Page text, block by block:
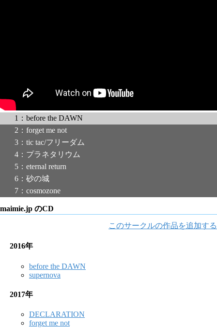
1：before the DAWN
2：forget me not
3：tic tac/フリーダム
4：プラネタリウム
5：eternal return
6：砂の城
7：cosmozone
maimie.jp のCD
このサークルの作品を追加する
2016年
before the DAWN
supernova
2017年
DECLARATION
forget me not